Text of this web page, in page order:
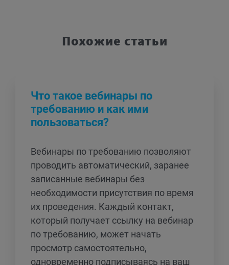
Похожие статьи
Что такое вебинары по
требованию и как ими
пользоваться?
Вебинары по требованию позволяют
проводить автоматический, заранее
записанные вебинары без
необходимости присутствия по время
их проведения. Каждый контакт,
который получает ссылку на вебинар
по требованию, может начать
просмотр самостоятельно,
одновременно подписываясь на ваш